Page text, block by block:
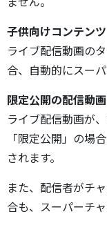
子供向けコンテンツ
ライブ配信動画の
合、自動的にスー
限定公開の配信動画
ライブ配信動画が
「限定公開」の場
されます。
また、配信者がチ
合も、スーパーチ